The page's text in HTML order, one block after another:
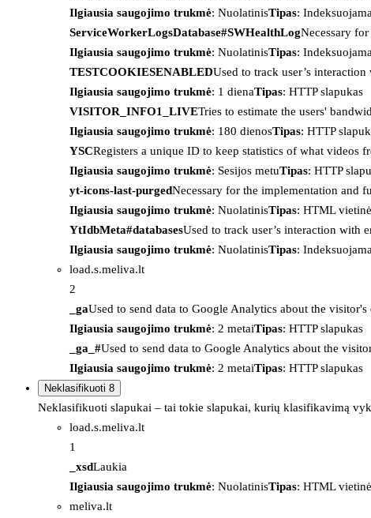
Ilgiausia saugojimo trukmė: NuolatinisTipas:
ServiceWorkerLogsDatabase#SWHealthLogNecessary
Ilgiausia saugojimo trukmė: NuolatinisTipas:
TESTCOOKIESENABLEDUsed to track user’s
Ilgiausia saugojimo trukmė: 1 dienaTipas: HTTP slapukas
VISITOR_INFO1_LIVETries to estimate the users'
Ilgiausia saugojimo trukmė: 180 dienosTipas: HTTP
YSCRegisters a unique ID to keep statistics of what videos
Ilgiausia saugojimo trukmė: Sesijos metuTipas: HTTP
yt-icons-last-purgedNecessary for the implementation and
Ilgiausia saugojimo trukmė: NuolatinisTipas: HTML
YtIdbMeta#databasesUsed to track user’s interaction with
Ilgiausia saugojimo trukmė: NuolatinisTipas:
load.s.meliva.lt
2
_gaUsed to send data to Google Analytics about the
Ilgiausia saugojimo trukmė: 2 metaiTipas: HTTP slapukas
_ga_#Used to send data to Google Analytics about the
Ilgiausia saugojimo trukmė: 2 metaiTipas: HTTP slapukas
Neklasifikuoti 8
Neklasifikuoti slapukai – tai tokie slapukai, kurių klasifikavimą
load.s.meliva.lt
1
_xsdLaukia
Ilgiausia saugojimo trukmė: NuolatinisTipas: HTML
meliva.lt